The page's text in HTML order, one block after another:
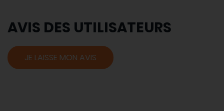
AVIS DES UTILISATEURS
JE LAISSE MON AVIS